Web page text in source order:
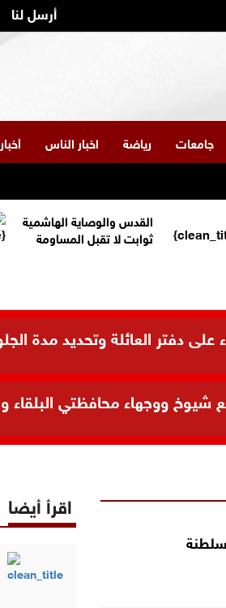
أرسل لنا
جامعات رياضة اخبار الناس
القدس والوصاية الهاشمية
ثوابت لا تقبل المساومة
دفتر العائلة وتحديد مدة
ووجهاء محافظتي البلقاء و
اقرأ أيضا